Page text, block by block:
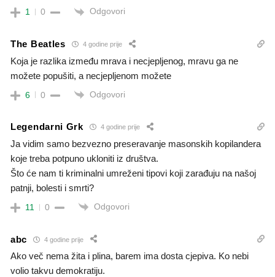
1 0 Odgovori
The Beatles 4 godine prije
Koja je razlika između mrava i necjepljenog, mravu ga ne
možete popušiti, a necjepljenom možete
6 0 Odgovori
Legendarni Grk 4 godine prije
Ja vidim samo bezvezno preseravanje masonskih kopilandera
koje treba potpuno ukloniti iz društva.
Što će nam ti kriminalni umreženi tipovi koji zarađuju na našoj
patnji, bolesti i smrti?
11 0 Odgovori
abc 4 godine prije
Ako več nema žita i plina, barem ima dosta cjepiva. Ko nebi
volio takvu demokratiju.